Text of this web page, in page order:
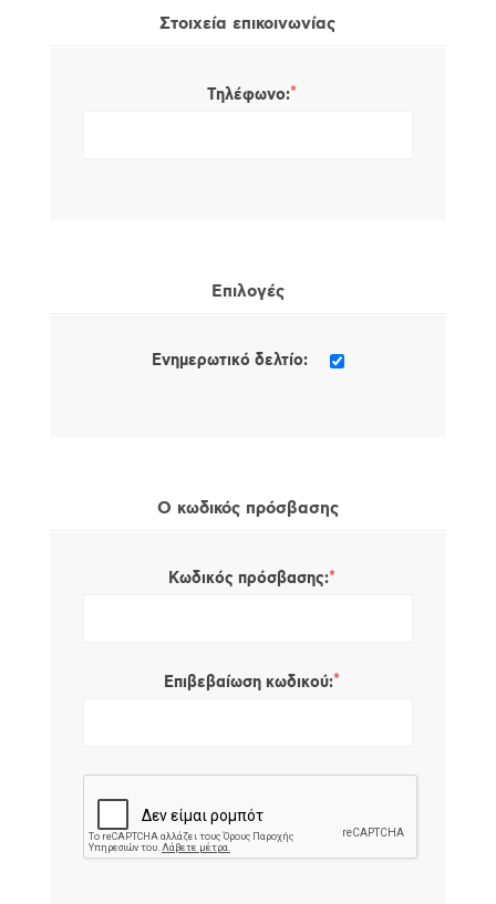
Στοιχεία επικοινωνίας
Τηλέφωνο:*
Επιλογές
Ενημερωτικό δελτίο:
Ο κωδικός πρόσβασης
Κωδικός πρόσβασης:*
Επιβεβαίωση κωδικού:*